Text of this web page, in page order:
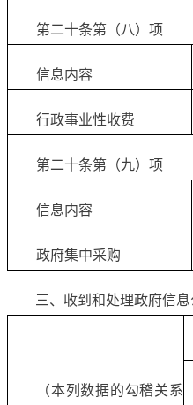
第二十条第（八）项
信息内容
行政事业性收费
第二十条第（九）项
信息内容
政府集中采购
三、收到和处理政府信
（本列数据的勾稽关系